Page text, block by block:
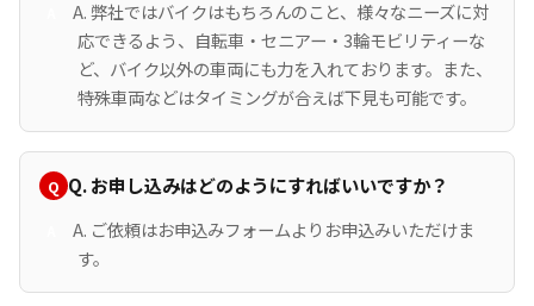
A. 弊社ではバイクはもちろんのこと、様々なニーズに対
応できるよう、自転車・セニアー・3輪モビリティーな
ど、バイク以外の車両にも力を入れております。また、
特殊車両などはタイミングが合えば下見も可能です。
Q. お申し込みはどのようにすればいいですか？
A. ご依頼はお申込みフォームよりお申込みいただけま
す。